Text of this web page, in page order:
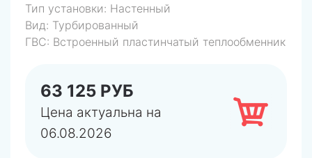
Тип установки: Настенный
Вид: Турбированный
ГВС: Встроенный пластинчатый теплообменник
63 125 РУБ
Цена актуальна на
06.08.2026